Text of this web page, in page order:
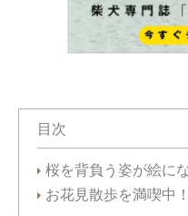
目次
桜を背負う姿が絵に
お花見散歩を満喫中！